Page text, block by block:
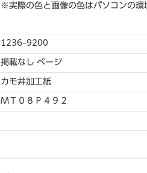
※実際の色と画像の色はパソコンの環
1236-9200
掲載なし ページ
カモ井加工紙
ＭＴ０８Ｐ４９２